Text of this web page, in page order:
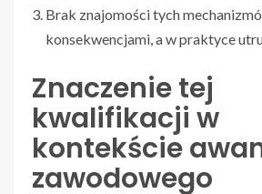
Brak znajomości tych
konsekwencjami, a w praktyce
Znaczenie tej
kwalifikacji w
kontekście
zawodowego